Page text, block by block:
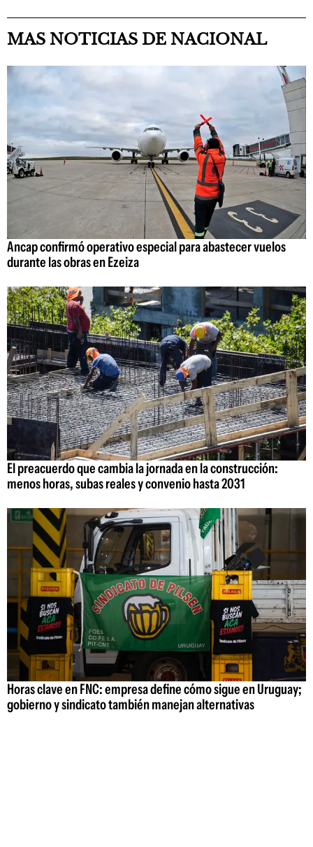
MAS NOTICIAS DE NACIONAL
Ancap confirmó operativo especial para abastecer vuelos
durante las obras en Ezeiza
El preacuerdo que cambia la jornada en la construcción:
menos horas, subas reales y convenio hasta 2031
Horas clave en FNC: empresa define cómo sigue en Uruguay;
gobierno y sindicato también manejan alternativas